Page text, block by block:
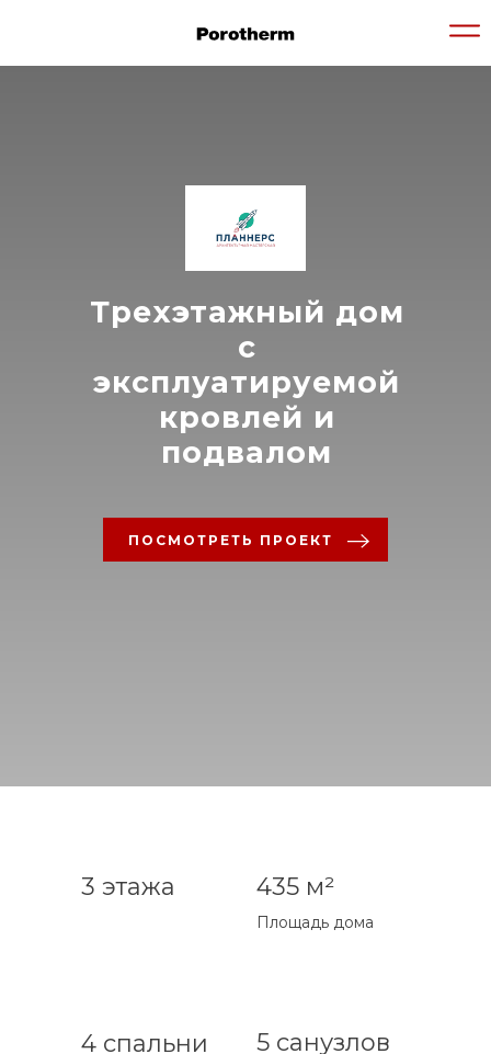
Трехэтажный дом
с
эксплуатируемой
кровлей и
подвалом
ПОСМОТРЕТЬ ПРОЕКТ
3 этажа 435 м²
Площадь дома
4 спальни 5 санузлов